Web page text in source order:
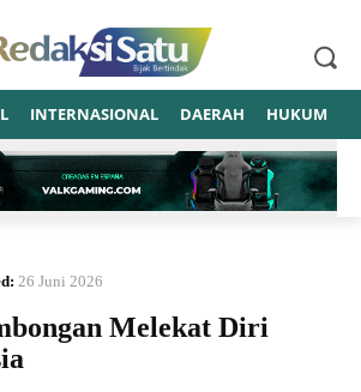
INTERNASIONAL DAERAH HUKUM
26 Juni 2026
Melekat Diri